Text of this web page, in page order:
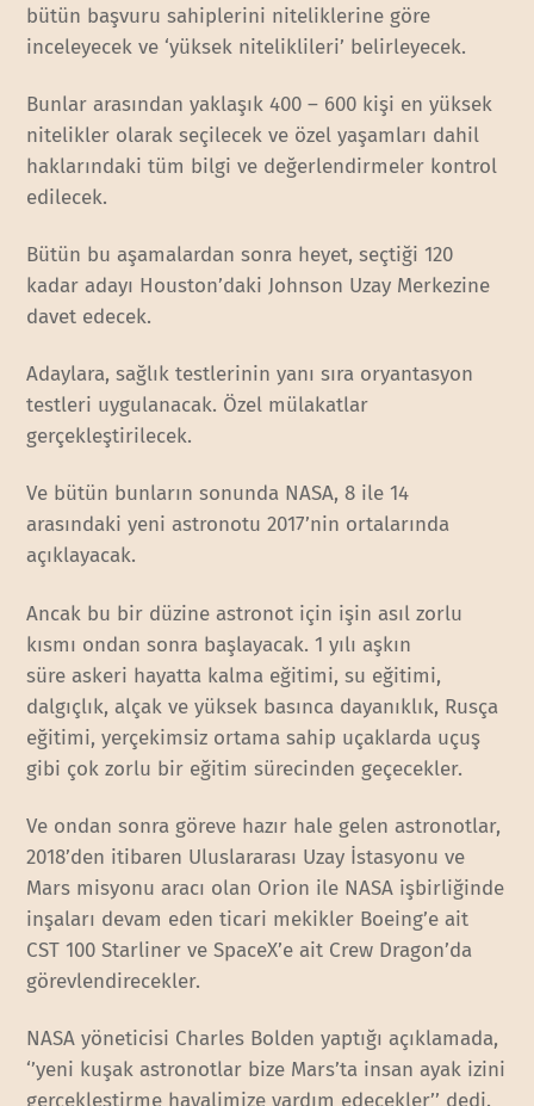
bütün başvuru sahiplerini niteliklerine göre
inceleyecek ve ‘yüksek niteliklileri’ belirleyecek.
Bunlar arasından yaklaşık 400 – 600 kişi en yüksek
nitelikler olarak seçilecek ve özel yaşamları dahil
haklarındaki tüm bilgi ve değerlendirmeler kontrol
edilecek.
Bütün bu aşamalardan sonra heyet, seçtiği 120
kadar adayı Houston’daki Johnson Uzay Merkezine
davet edecek.
Adaylara, sağlık testlerinin yanı sıra oryantasyon
testleri uygulanacak. Özel mülakatlar
gerçekleştirilecek.
Ve bütün bunların sonunda NASA, 8 ile 14
arasındaki yeni astronotu 2017’nin ortalarında
açıklayacak.
Ancak bu bir düzine astronot için işin asıl zorlu
kısmı ondan sonra başlayacak. 1 yılı aşkın
süre askeri hayatta kalma eğitimi, su eğitimi,
dalgıçlık, alçak ve yüksek basınca dayanıklık, Rusça
eğitimi, yerçekimsiz ortama sahip uçaklarda uçuş
gibi çok zorlu bir eğitim sürecinden geçecekler.
Ve ondan sonra göreve hazır hale gelen astronotlar,
2018’den itibaren Uluslararası Uzay İstasyonu ve
Mars misyonu aracı olan Orion ile NASA işbirliğinde
inşaları devam eden ticari mekikler Boeing’e ait
CST 100 Starliner ve SpaceX’e ait Crew Dragon’da
görevlendirecekler.
NASA yöneticisi Charles Bolden yaptığı açıklamada,
‘’yeni kuşak astronotlar bize Mars’ta insan ayak izini
gerçekleştirme hayalimize yardım edecekler’’ dedi.